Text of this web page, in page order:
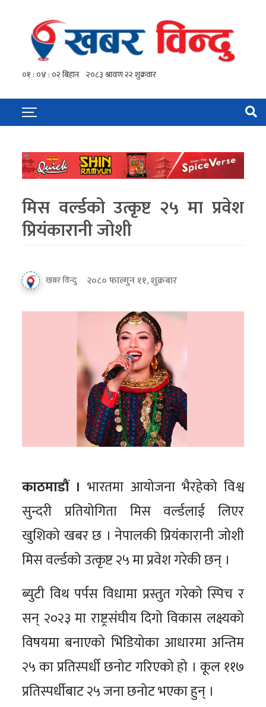
मिस वर्ल्डको उत्कृष्ट २५ मा प्रवेश
प्रियंकारानी जोशी
खबर विन्दु २०८० फाल्गुन ११, शुक्रबार
काठमाडौं । भारतमा आयोजना भैरहेको विश्व
सुन्दरी प्रतियोगिता मिस वर्ल्डलाई लिएर
खुशिको खबर छ । नेपालकी प्रियंकारानी जोशी
मिस वर्ल्डको उत्कृष्ट २५ मा प्रवेश गरेकी छन् ।
ब्युटी विथ पर्पस विधामा प्रस्तुत गरेको स्पिच र
सन् २०२३ मा राष्ट्रसंघीय दिगो विकास लक्ष्यको
विषयमा बनाएको भिडियोका आधारमा अन्तिम
२५ का प्रतिस्पर्धी छनोट गरिएको हो । कूल ११७
प्रतिस्पर्धीबाट २५ जना छनोट भएका हुन् ।